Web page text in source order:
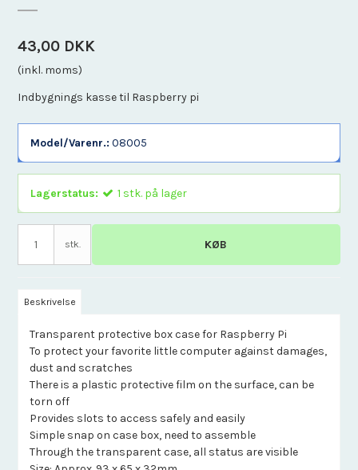
43,00 DKK
(inkl. moms)
Indbygnings kasse til Raspberry pi
Model/Varenr.: 08005
Lagerstatus: 1 stk. på lager
stk. KØB
Beskrivelse
Transparent protective box case for Raspberry Pi
To protect your favorite little computer against damages,
dust and scratches
There is a plastic protective film on the surface, can be
torn off
Provides slots to access safely and easily
Simple snap on case box, need to assemble
Through the transparent case, all status are visible